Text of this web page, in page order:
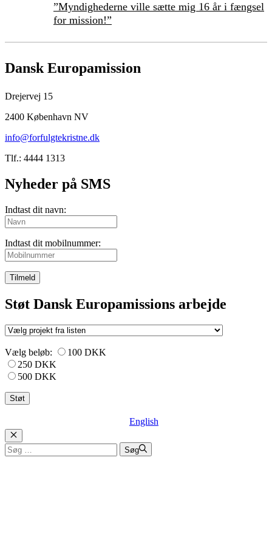
”Myndighederne ville sætte mig 16 år i fængsel
for mission!”
Dansk Europamission
Drejervej 15
2400 København NV
info@forfulgtekristne.dk
Tlf.: 4444 1313
Nyheder på SMS
Indtast dit navn:
Indtast dit mobilnummer:
Tilmeld
Støt Dansk Europamissions arbejde
Vælg beløb:
100 DKK
250 DKK
500 DKK
English
Luk
Søg
efter:
Søg